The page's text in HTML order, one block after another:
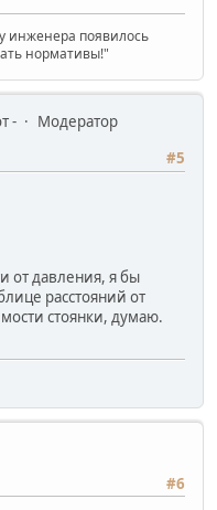
инженера появилось
нормативы!"
-
Модератор
#5
от давления, я бы
расстояний от
стоянки, думаю.
#6